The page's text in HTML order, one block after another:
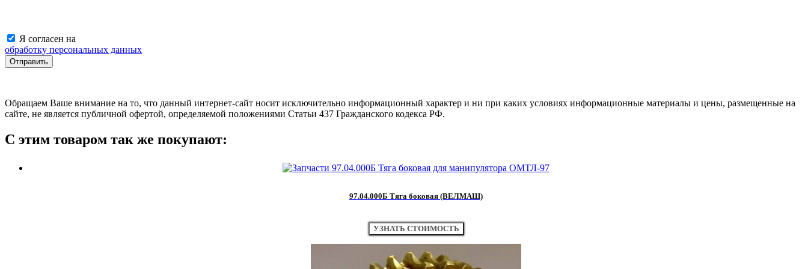
Я согласен на
обработку персональных данных
Обращаем Ваше внимание на то, что данный интернет-сайт носит исключительно информационный характер и ни при каких условиях информационные материалы и цены, размещенные на
сайте, не является публичной офертой, определяемой положениями Статьи 437 Гражданского кодекса РФ.
С этим товаром так же покупают:
97.04.000Б Тяга боковая (ВЕЛМАШ)
УЗНАТЬ СТОИМОСТЬ